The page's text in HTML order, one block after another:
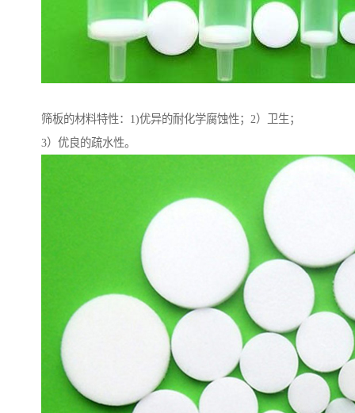
筛板的材料特性：1)优异的耐化学腐蚀性；2）卫生；
3）优良的疏水性。